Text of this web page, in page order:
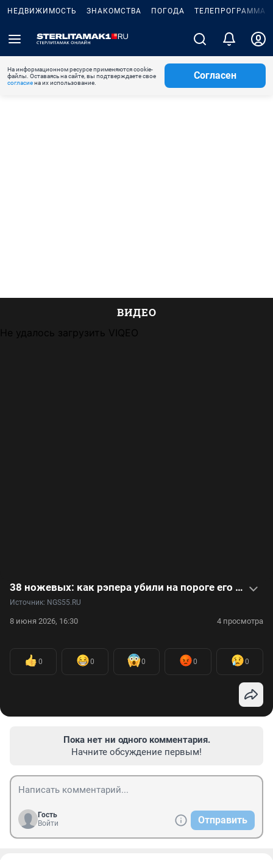
НЕДВИЖИМОСТЬ ЗНАКОМСТВА ПОГОДА ТЕЛЕПРОГРАММА
На информационном ресурсе применяются cookie-
файлы. Оставаясь на сайте, вы подтверждаете свое
согласиена их использование.
Согласен
ВИДЕО
Не удалось загрузить VIQEO
38 ножевых: как рэпера убили на пороге его дома. Видео
Источник: NGS55.RU
8 июня 2026, 16:30 4 просмотра
0 0 0 0 0
Пока нет ни одного комментария.
Начните обсуждение первым!
Гость
Войти
Отправить